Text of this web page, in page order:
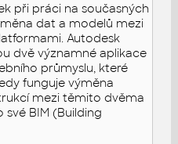
při práci na současných
dat a modelů mezi
Autodesk
dvě významné aplikace
průmyslu, které
funguje výměna
mezi těmito dvěma
své BIM (Building